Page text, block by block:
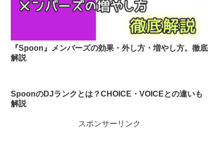
『Spoon』メンバーズの効果・外し方・増やし方。徹底
解説
SpoonのDJランクとは？CHOICE・VOICEとの違いも
解説
スポンサーリンク